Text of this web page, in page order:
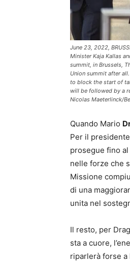
June 23, 2022,
Minister Kaja Kallas
summit, in Brussels,
Union summit after
to block the start of
will be followed by a
Nicolas Maeterlinck/
Quando Mario
Per il
prosegue fino
nelle forze che
Missione
di una
unita nel
Il resto, per
sta a cuore,
riparlerà forse